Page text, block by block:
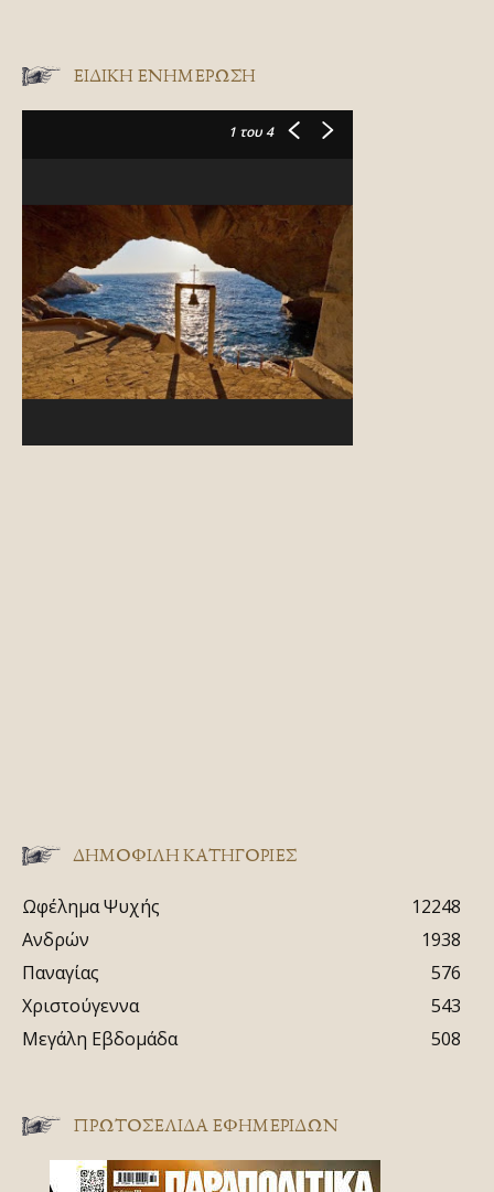
ΕΙΔΙΚΉ ΕΝΗΜΈΡΩΣΗ
1 του 4
ΔΗΜΟΦΙΛΗ ΚΑΤΗΓΟΡΙΕΣ
Ωφέλημα Ψυχής
12248
Ανδρών
1938
Παναγίας
576
Χριστούγεννα
543
Μεγάλη Εβδομάδα
508
ΠΡΩΤΟΣΈΛΙΔΑ ΕΦΗΜΕΡΊΔΩΝ